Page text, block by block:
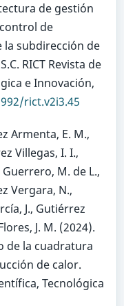
de gestión
de
subdirección de
RICT Revista de
e Innovación,
rict.v2i3.45
Armenta, E. M.,
Villegas, I. I.,
Guerrero, M. de L.,
Vergara, N.,
J., Gutiérrez
J. M. (2024).
de la cuadratura
de calor.
Tecnológica